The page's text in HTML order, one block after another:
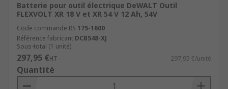
Batterie pour outil électrique DeWALT Outil
FLEXVOLT XR 18 V et XR 54 V 12 Ah, 54V
Code commande RS 175-1600
Référence fabricant DCB548-XJ
Sous-total (1 unité)
297,95 €HT 297,95 €/unité
Quantité